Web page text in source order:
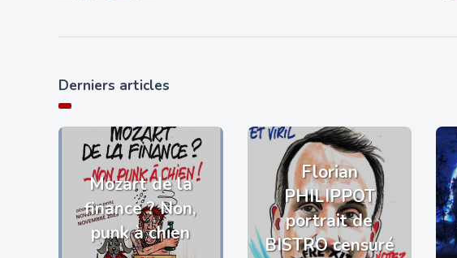
Derniers articles
Mozart de la
finance ? Non,
punk à chien
Florian
PHILIPPOT
portrait de
BISTRO censuré